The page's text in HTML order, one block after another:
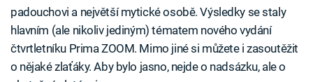
padouchovi a největší mytické osobě. Výsledky se staly
hlavním (ale nikoliv jediným) tématem nového vydání
čtvrtletníku Prima ZOOM. Mimo jiné si můžete i zasoutěžit
o nějaké zlaťáky. Aby bylo jasno, nejde o nadsázku, ale o